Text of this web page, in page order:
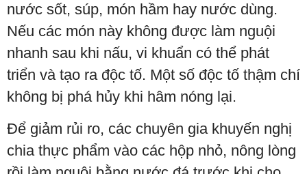
nước sốt, súp, món hầm hay nước dùng.
Nếu các món này không được làm nguội
nhanh sau khi nấu, vi khuẩn có thể phát
triển và tạo ra độc tố. Một số độc tố thậm chí
không bị phá hủy khi hâm nóng lại.
Để giảm rủi ro, các chuyên gia khuyến nghị
chia thực phẩm vào các hộp nhỏ, nông lòng